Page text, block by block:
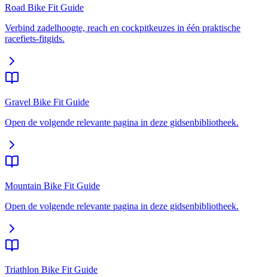
Road Bike Fit Guide
Verbind zadelhoogte, reach en cockpitkeuzes in één praktische
racefiets-fitgids.
Gravel Bike Fit Guide
Open de volgende relevante pagina in deze gidsenbibliotheek.
Mountain Bike Fit Guide
Open de volgende relevante pagina in deze gidsenbibliotheek.
Triathlon Bike Fit Guide